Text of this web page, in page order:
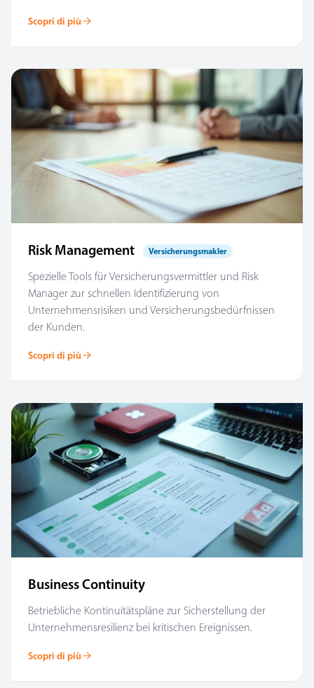
Scopri di più
Risk Management Versicherungsmakler
Spezielle Tools für Versicherungsvermittler und Risk
Manager zur schnellen Identifizierung von
Unternehmensrisiken und Versicherungsbedürfnissen
der Kunden.
Scopri di più
Business Continuity
Betriebliche Kontinuitätspläne zur Sicherstellung der
Unternehmensresilienz bei kritischen Ereignissen.
Scopri di più